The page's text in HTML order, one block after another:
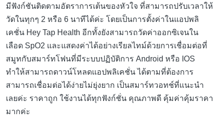
มีฟังก์ชันติดตามอัตราการเต้นของหัวใจ ที่สามารถปรับเวลาให้
วัดในทุกๆ 2 หรือ 6 นาทีได้ค่ะ โดยเป็นการตั้งค่าในแอปพลิ
เคชั่น Hey Tap Health อีกทั้งยังสามารถวัดค่าออกซิเจนใน
เลือด SpO2 และแสดงค่าได้อย่างเรียลไทม์ด้วยการเชื่อมต่อที่
สมูทกับสมาร์ทโฟนที่มีระบบปฏิบัติการ Android หรือ IOS
ทำให้สามารถดาวน์โหลดแอปพลิเคชั่น ได้ตามที่ต้องการ
สามารถเชื่อมต่อได้ง่ายไม่ยุ่งยาก เป็นสมาร์ทวอทช์ที่แนะนำ
เลยค่ะ ราคาถูก ใช้งานได้ทุกฟังก์ชั่น คุณภาพดี คุ้มค่าคุ้มราคา
มากค่ะ